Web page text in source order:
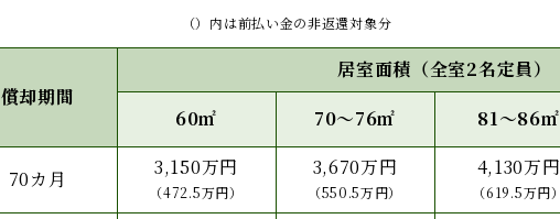
（）内は前払い金の非返還対象分
償却期間
居室面積（全室2名定員）
60㎡
70～76㎡ 81～86㎡
70カ月 3,150万円
（472.5万円）
3,670万円
（550.5万円）
4,130万円
（619.5万円）